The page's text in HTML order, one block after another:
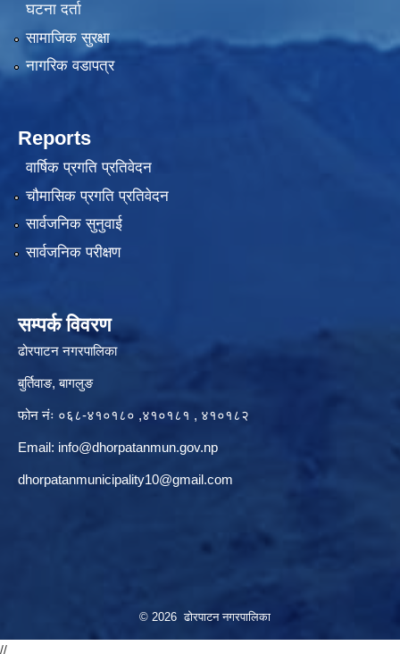
घटना दर्ता
सामाजिक सुरक्षा
नागरिक वडापत्र
Reports
वार्षिक प्रगति प्रतिवेदन
चौमासिक प्रगति प्रतिवेदन
सार्वजनिक सुनुवाई
सार्वजनिक परीक्षण
सम्पर्क विवरण
ढोरपाटन नगरपालिका
बुर्तिवाङ, बागलुङ
फोन नंः ०६८-४१०१८० ,४१०१८१ , ४१०१८२
Email: info@dhorpatanmun.gov.np
dhorpatanmunicipality10@gmail.com
© 2026 ढोरपाटन नगरपालिका
//